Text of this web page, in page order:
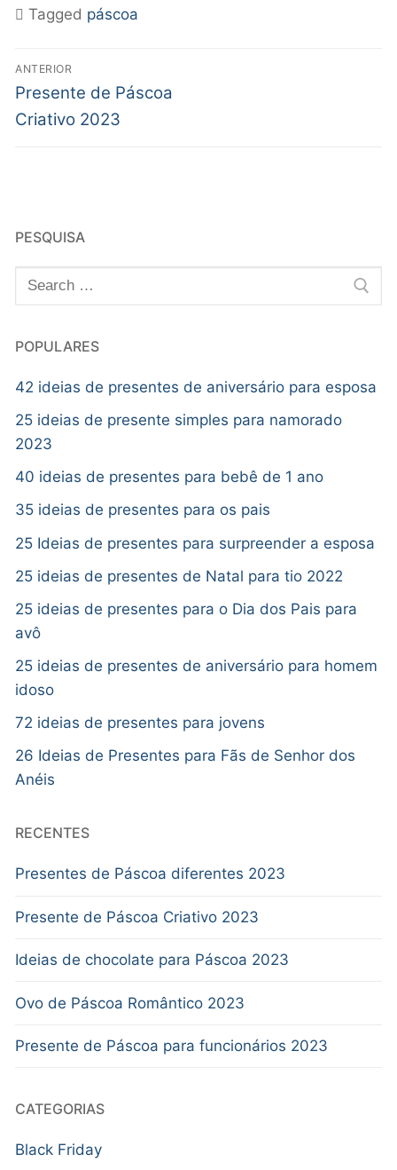
Tagged páscoa
ANTERIOR
Presente de Páscoa
Criativo 2023
PESQUISA
POPULARES
42 ideias de presentes de aniversário para esposa
25 ideias de presente simples para namorado
2023
40 ideias de presentes para bebê de 1 ano
35 ideias de presentes para os pais
25 Ideias de presentes para surpreender a esposa
25 ideias de presentes de Natal para tio 2022
25 ideias de presentes para o Dia dos Pais para
avô
25 ideias de presentes de aniversário para homem
idoso
72 ideias de presentes para jovens
26 Ideias de Presentes para Fãs de Senhor dos
Anéis
RECENTES
Presentes de Páscoa diferentes 2023
Presente de Páscoa Criativo 2023
Ideias de chocolate para Páscoa 2023
Ovo de Páscoa Romântico 2023
Presente de Páscoa para funcionários 2023
CATEGORIAS
Black Friday